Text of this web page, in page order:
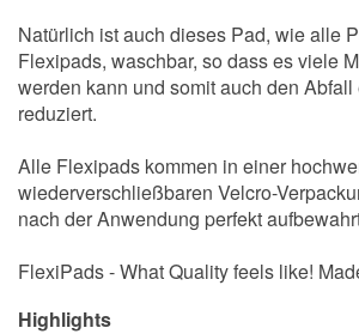
Natürlich ist auch dieses Pad, wie alle
Flexipads, waschbar, so dass es viele
werden kann und somit auch den
reduziert.
Alle Flexipads kommen in einer
wiederverschließbaren Velcro-
nach der Anwendung perfekt
FlexiPads - What Quality feels like!
Highlights